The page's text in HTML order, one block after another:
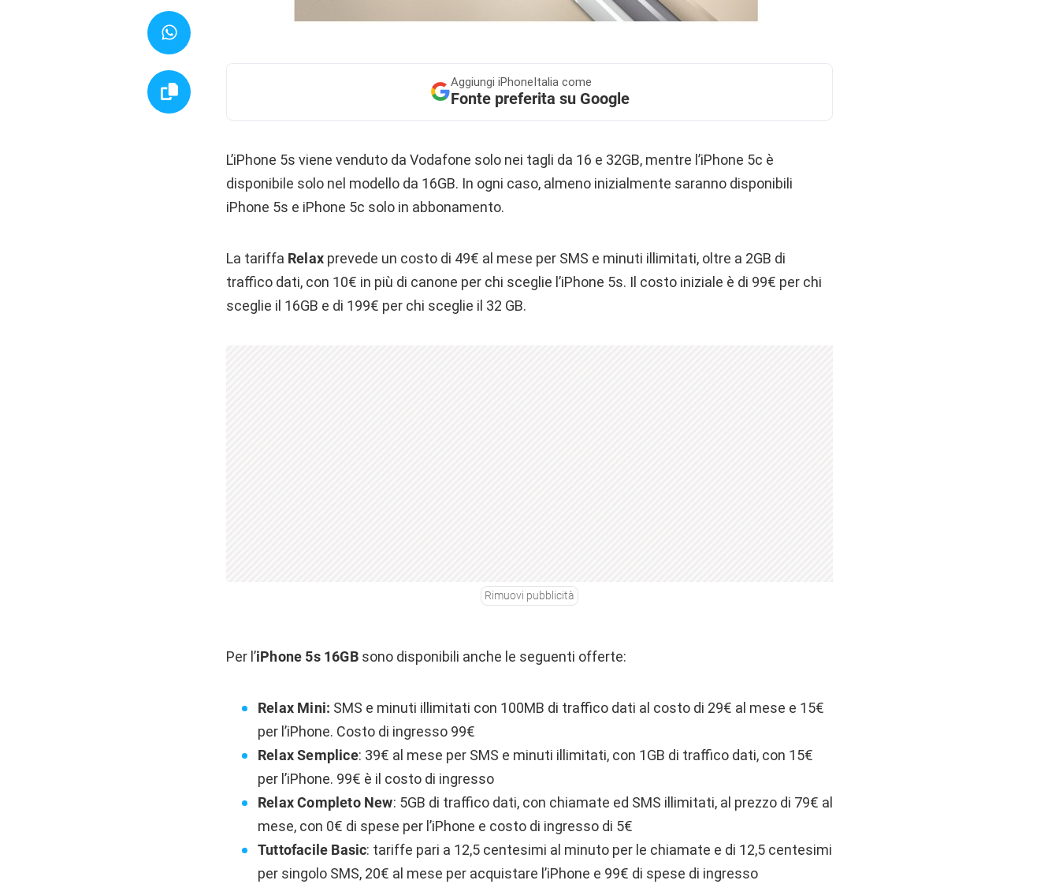
Aggiungi iPhoneItalia come
Fonte preferita su Google
L’iPhone 5s viene venduto da Vodafone solo nei tagli da 16 e 32GB, mentre l’iPhone 5c è
disponibile solo nel modello da 16GB. In ogni caso, almeno inizialmente saranno disponibili
iPhone 5s e iPhone 5c solo in abbonamento.
La tariffa Relax prevede un costo di 49€ al mese per SMS e minuti illimitati, oltre a 2GB di
traffico dati, con 10€ in più di canone per chi sceglie l’iPhone 5s. Il costo iniziale è di 99€ per chi
sceglie il 16GB e di 199€ per chi sceglie il 32 GB.
Rimuovi pubblicità
Per l’iPhone 5s 16GBsono disponibili anche le seguenti offerte:
Relax Mini: SMS e minuti illimitati con 100MB di traffico dati al costo di 29€ al mese e 15€
per l’iPhone. Costo di ingresso 99€
Relax Semplice: 39€ al mese per SMS e minuti illimitati, con 1GB di traffico dati, con 15€
per l’iPhone. 99€ è il costo di ingresso
Relax Completo New: 5GB di traffico dati, con chiamate ed SMS illimitati, al prezzo di 79€ al
mese, con 0€ di spese per l’iPhone e costo di ingresso di 5€
Tuttofacile Basic: tariffe pari a 12,5 centesimi al minuto per le chiamate e di 12,5 centesimi
per singolo SMS, 20€ al mese per acquistare l’iPhone e 99€ di spese di ingresso